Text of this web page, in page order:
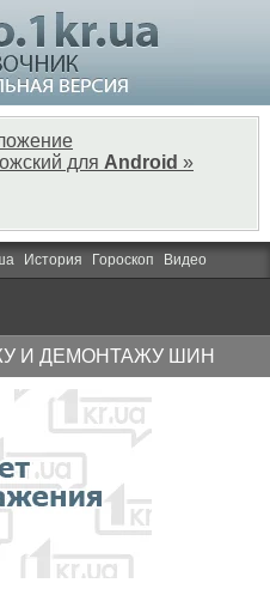
для Android »
История Гороскоп Видео
И ДЕМОНТАЖУ ШИН